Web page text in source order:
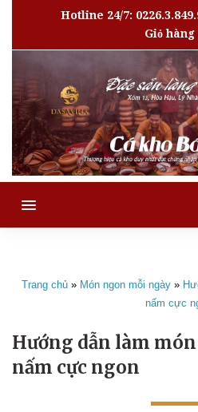
Hotline 24/7:
Giỏ hàng
MENU
Trang chủ » Món ngon mỗi ngày »
nấm cực
Hướng dẫn làm
nấm cực ngon